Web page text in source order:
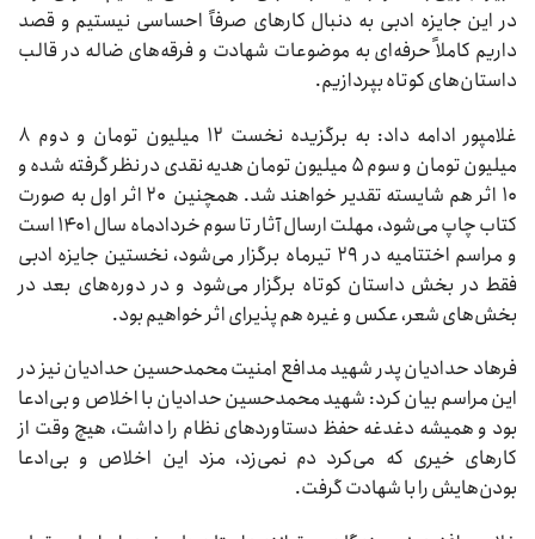
در این جایزه ادبی به دنبال کارهای صرفاً احساسی نیستیم و قصد
داریم کاملاً حرفه‌ای به موضوعات شهادت و فرقه‌های ضاله در قالب
داستان‌های کوتاه بپردازیم.
غلامپور ادامه داد: به برگزیده نخست ۱۲ میلیون تومان و دوم ۸
میلیون تومان و سوم ۵ میلیون تومان هدیه نقدی در نظر گرفته شده و
۱۰ اثر هم شایسته تقدیر خواهند شد. همچنین ۲۰ اثر اول به صورت
کتاب چاپ می‌شود، مهلت ارسال آثار تا سوم خردادماه سال ۱۴۰۱ است
و مراسم اختتامیه در ۲۹ تیرماه برگزار می‌شود، نخستین جایزه ادبی
فقط در بخش داستان کوتاه برگزار می‌شود و در دوره‌های بعد در
بخش‌های شعر، عکس و غیره هم پذیرای اثر خواهیم بود.
فرهاد حدادیان پدر شهید مدافع امنیت محمدحسین حدادیان نیز در
این مراسم بیان کرد: شهید محمدحسین حدادیان با اخلاص و بی‌ادعا
بود و همیشه دغدغه‌ حفظ دستاورد‌های نظام را داشت، هیچ وقت از
کارهای خیری که می‌کرد دم نمی‌زد، مزد این اخلاص و بی‌‌‌ادعا
بودن‌هایش را با شهادت گرفت.